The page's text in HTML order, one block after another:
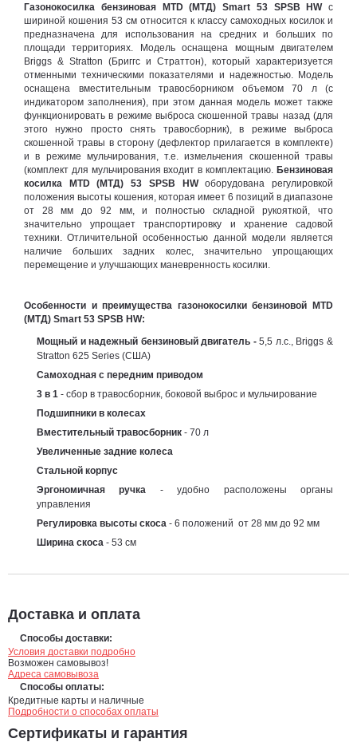
Газонокосилка бензиновая MTD (МТД) Smart 53 SPSB HWс
шириной кошения 53 см относится к классу самоходных косилок и
предназначена для использования на средних и больших по
площади территориях. Модель оснащена мощным двигателем
Briggs & Stratton (Бриггс и Страттон), который характеризуется
отменными техническими показателями и надежностью. Модель
оснащена вместительным травосборником объемом 70 л (с
индикатором заполнения), при этом данная модель может также
функционировать в режиме выброса скошенной травы назад (для
этого нужно просто снять травосборник), в режиме выброса
скошенной травы в сторону (дефлектор прилагается в комплекте)
и в режиме мульчирования, т.е. измельчения скошенной травы
(комплект для мульчирования входит в комплектацию. Бензиновая
косилка MTD (МТД) 53 SPSB HWоборудована регулировкой
положения высоты кошения, которая имеет 6 позиций в диапазоне
от 28 мм до 92 мм, и полностью складной рукояткой, что
значительно упрощает транспортировку и хранение садовой
техники. Отличительной особенностью данной модели является
наличие больших задних колес, значительно упрощающих
перемещение и улучшающих маневренность косилки.
Особенности и преимущества газонокосилки бензиновой MTD
(МТД) Smart 53 SPSB HW:
Мощный и надежный бензиновый двигатель -5,5 л.с., Briggs &
Stratton 625 Series (США)
Самоходная с передним приводом
3 в 1 - сбор в травосборник, боковой выброс и мульчирование
Подшипники в колесах
Вместительный травосборник - 70 л
Увеличенные задние колеса
Стальной корпус
Эргономичная ручка
- удобно расположены органы
управления
Регулировка высоты скоса - 6 положений от 28 мм до 92 мм
Ширина скоса - 53 см
Доставка и оплата
Способы доставки:
Условия доставки подробно
Возможен самовывоз!
Адреса самовывоза
Способы оплаты:
Кредитные карты и наличные
Подробности о способах оплаты
Сертификаты и гарантия